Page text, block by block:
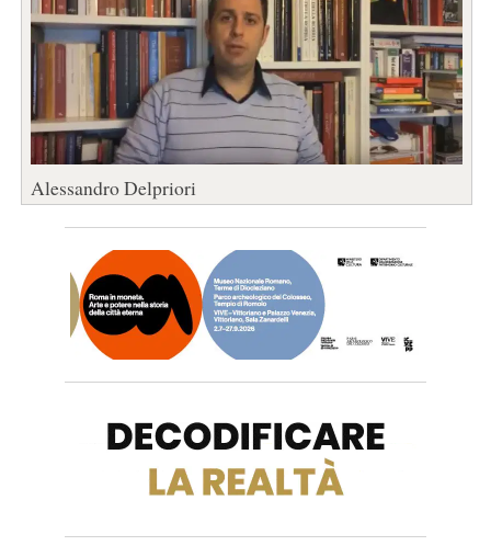
Alessandro Delpriori